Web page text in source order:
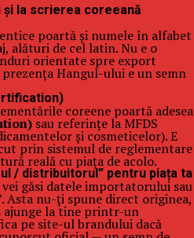
și la scrierea coreeană
poartă și numele în alfabet
alături de cel latin. Nu e o
orientate spre export
Hangul-ului e un semn
coreene poartă adesea
sau referințe la MFDS
și cosmeticelor). E
prin sistemul de reglementare
reală cu piața de acolo.
/ distribuitorul” pentru piața ta
găsi datele importatorului sau
Asta nu-ți spune direct originea,
ajunge la tine printr-un
pe site-ul brandului dacă